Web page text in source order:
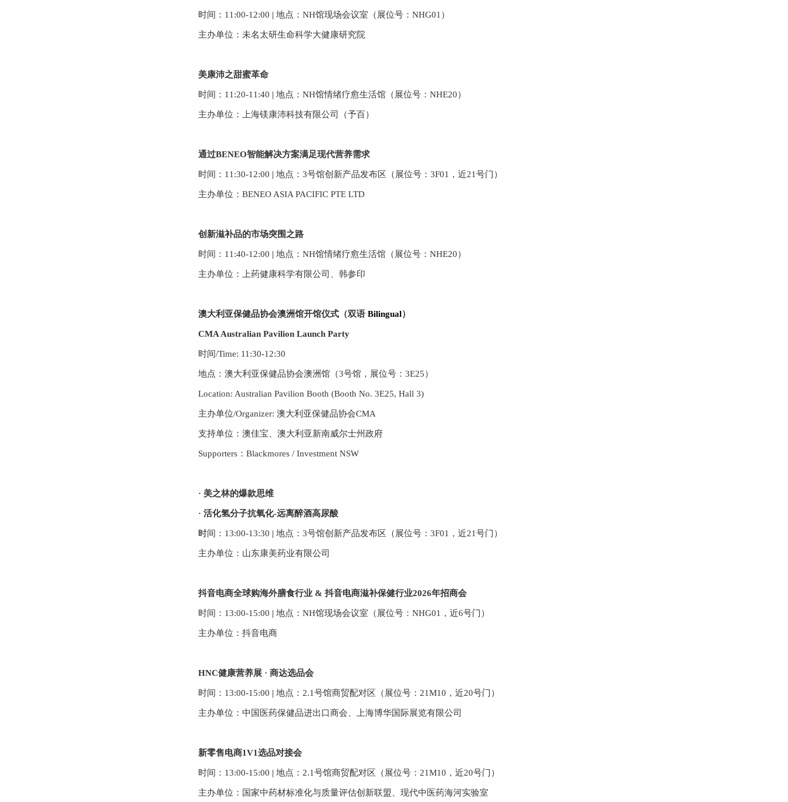
时间： 11:00-1 2:00 | 地点： NH馆现场会议室（展位号：NHG01）
主办单位： 未名太研生命科学大健康研究院
美康沛之甜蜜革命
时间： 11:20-11:40 | 地点： NH馆情绪疗愈生活馆（展位号：NHE20）
主办单位： 上海镁康沛科技有限公司 （予百）
通过BENEO智能解决方案满足现代营养需求
时间： 11:30-12:00 | 地点： 3号馆创新产品发布区（展位号：3F01 ，近21号门 ）
主办单位： BENEO ASIA PACIFIC PTE LTD
创新滋补品的市场突围之路
时间： 11:40-12:00 | 地点： NH馆情绪疗愈生活馆（展位号：NHE20）
主办单位： 上药健康科学有限公司 韩参印
澳大利亚保健品协会澳洲馆开馆仪式 （双语 Bilingual）
CMA Australian Pavilion Launch Party
时间/Time: 11:30-12:30
地点：澳大利亚保健品协会澳洲馆（3号馆，展位号：3E25）
Location: Australian Pavilion Booth (Booth No. 3E25, Hall 3)
主办单位/Organizer: 澳大利亚保健品协会CMA
支持单位：澳佳宝、澳大利亚新南威尔士州政府
Supporters：Blackmores / Investment NSW
· 美之林的爆款思维
· 活化氢分子抗氧化-远离醉酒高尿酸
时间： 13:00-13:30 | 地点： 3号馆创新产品发布区（展位号：3F01 ，近21号门 ）
主办单位： 山东康美药业有限公司
抖音电商全球购海外膳食行业 & 抖音电商滋补保健行业2026年招商会
时间： 13:00-15:00 | 地点： NH馆现场会议室 （展位号：NHG01 ，近6号门 ）
主办单位： 抖音电商
HNC健康营养展 · 商达选品会
时间： 13:00-15:00 | 地点：2.1号馆商贸配对区（展位号： 21M10 ，近20号门）
主办单位：中国医药保健品进出口商会、上海博华国际展览有限公司
新零售电商1V1选品对接会
时间： 13:00-1 5:00 | 地点：2.1号馆商贸配对区（展位号： 21M10 ，近20号门）
主办单位：国家中药材标准化与质量评估创新联盟、现代中医药海河实验室